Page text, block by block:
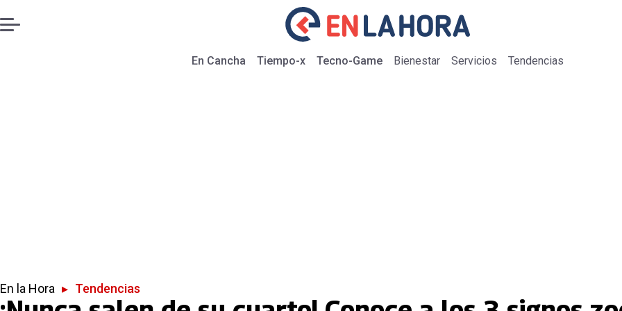
En Cancha Tiempo-x Tecno-Game Bienestar Servicios Tendencias
En la Hora ▸ Tendencias